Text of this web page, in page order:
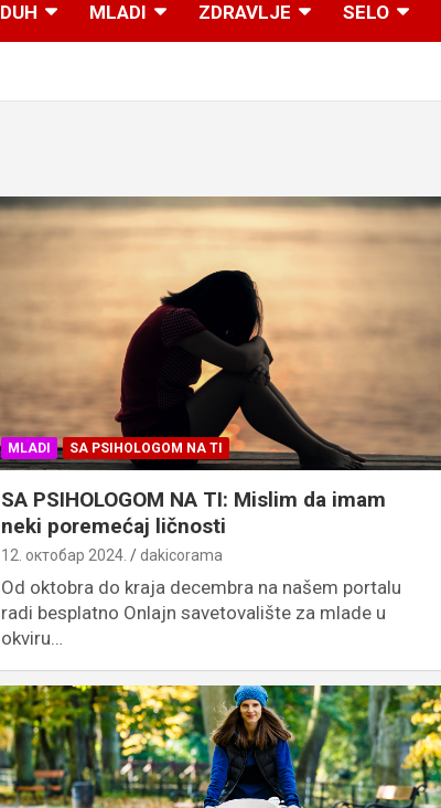
MLADI ZDRAVLJE SELO
MLADI SA PSIHOLOGOM NA TI
SA PSIHOLOGOM NA TI: Mislim da imam
neki poremećaj ličnosti
12. октобар 2024. dakicorama
Od oktobra do kraja decembra na našem portalu
radi besplatno Onlajn savetovalište za mlade u
okviru…